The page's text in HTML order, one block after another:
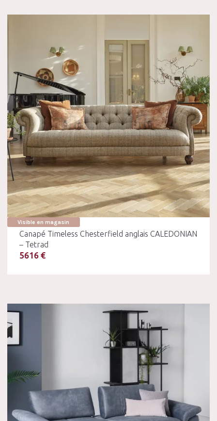
Visible en magasin
Canapé Timeless Chesterfield anglais CALEDONIAN
– Tetrad
5616 €